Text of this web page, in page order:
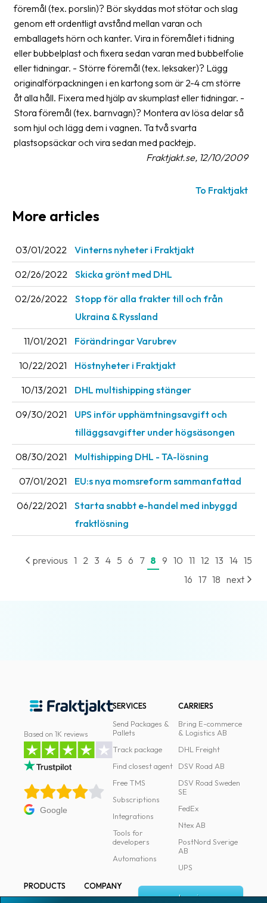
Delivery
terms
Pickups
Manuals
Downloads
Barcode
scanner
company
About
Fraktjakt
Media
Job
&
career
News
archive
Terms
and
conditions
föremål (tex. porslin)? Bör skyddas mot stötar och slag
genom ett ordentligt avstånd mellan varan och
emballagets hörn och kanter. Vira in föremålet i tidning
eller bubbelplast och fixera sedan varan med bubbelfolie
eller tidningar. - Större föremål (tex. leksaker)? Lägg
originalförpackningen i en kartong som är 2-4 cm större
åt alla håll. Fixera med hjälp av skumplast eller tidningar. -
Stora föremål (tex. barnvagn)? Montera av lösa delar så
som hjul och lägg dem i vagnen. Ta två svarta
plastsopsäckar och vira sedan med packtejp.
Fraktjakt.se, 12/10/2009
To Fraktjakt
More articles
03/01/2022 Vinterns nyheter i Fraktjakt
02/26/2022 Skicka grönt med DHL
02/26/2022
Stopp för alla frakter till och från
Ukraina & Ryssland
11/01/2021 Förändringar Varubrev
10/22/2021 Höstnyheter i Fraktjakt
10/13/2021 DHL multishipping stänger
09/30/2021
UPS inför upphämtningsavgift och
tilläggsavgifter under högsäsongen
08/30/2021 Multishipping DHL - TA-lösning
07/01/2021 EU:s nya momsreform sammanfattad
06/22/2021
Starta snabbt e-handel med inbyggd
fraktlösning
previous 1 2 3 4 5 6 7 8 9 10 11 12 13 14 15
16 17 18 next
Based on 1K reviews
Google
SERVICES
Send Packages &
Pallets
Track package
Find closest agent
Free TMS
Subscriptions
Integrations
Tools for
developers
Automations
CARRIERS
Bring E-commerce
& Logistics AB
DHL Freight
DSV Road AB
DSV Road Sweden
SE
FedEx
Ntex AB
PostNord Sverige
AB
UPS
PRODUCTS
COMPANY
Log in